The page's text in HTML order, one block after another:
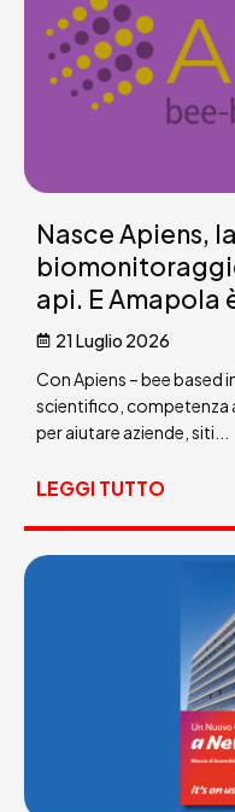
Nasce Apiens,
api. E Amapola
21 Luglio 2026
Con Apiens – bee
scientifico, competenza
per aiutare aziende, siti...
LEGGI TUTTO